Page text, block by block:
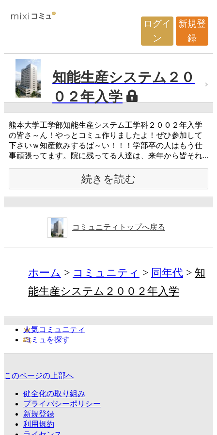
ログイ
ン
新規登
録
知能生産システム２０
０２年入学
熊本大学工学部知能生産システム工学科２００２年入学
の皆さ～ん！やっとコミュ作りましたよ！ぜひ参加して
下さいｗ知産飲みするば～い！！！学部卒の人はもう仕
事頑張ってます。院に残ってる人達は、来年から皆それ...
続きを読む
コミュニティトップへ戻る
ホーム コミュニティ 同年代
知
能生産システム２００２年入学
人気コミュニティ
コミュを探す
このページの上部へ
健全化の取り組み
プライバシーポリシー
新規登録
利用規約